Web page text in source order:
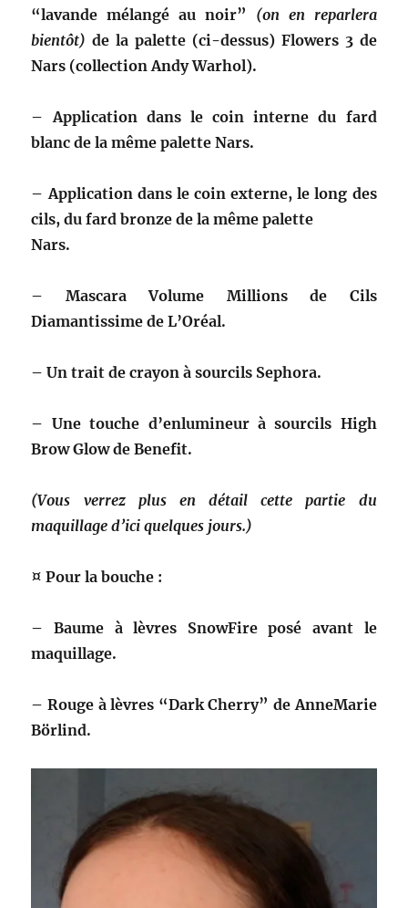
“lavande mélangé au noir” (on en reparlera
bientôt) de la palette (ci-dessus) Flowers 3 de
Nars (collection Andy Warhol).
– Application dans le coin interne du fard
blanc de la même palette Nars.
– Application dans le coin externe, le long des
cils, du fard bronze de la même palette
Nars.
– Mascara Volume Millions de Cils
Diamantissime de L’Oréal.
– Un trait de crayon à sourcils Sephora.
– Une touche d’enlumineur à sourcils High
Brow Glow de Benefit.
(Vous verrez plus en détail cette partie du
maquillage d’ici quelques jours.)
¤ Pour la bouche :
– Baume à lèvres SnowFire posé avant le
maquillage.
– Rouge à lèvres “Dark Cherry” de AnneMarie
Börlind.